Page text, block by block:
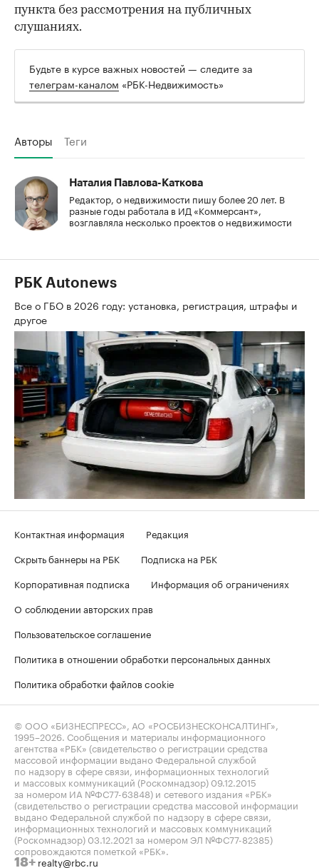
пункта без рассмотрения на публичных
слушаниях.
Будьте в курсе важных новостей — следите за
телеграм-каналом «РБК-Недвижимость»
Авторы Теги
Наталия Павлова-Каткова
Редактор, о недвижимости пишу более 20 лет. В
разные годы работала в ИД «Коммерсант»,
возглавляла несколько проектов о недвижимости
РБК Autonews
Все о ГБО в 2026 году: установка, регистрация, штрафы и
другое
Контактная информация
Редакция
Скрыть баннеры на РБК
Подписка на РБК
Корпоративная подписка
Информация об ограничениях
О соблюдении авторских прав
Пользовательское соглашение
Политика в отношении обработки персональных данных
Политика обработки файлов cookie
© ООО «БИЗНЕСПРЕСС», АО «РОСБИЗНЕСКОНСАЛТИНГ»,
1995–2026 . Сообщения и материалы информационного
агентства «РБК» (свидетельство о регистрации средства
массовой информации выдано Федеральной службой
по надзору в сфере связи, информационных технологий
и массовых коммуникаций (Роскомнадзор) 09.12.2015
за номером ИА №ФС77-63848) и сетевого издания «РБК»
(свидетельство о регистрации средства массовой информации
выдано Федеральной службой по надзору в сфере связи,
информационных технологий и массовых коммуникаций
(Роскомнадзор) 03.12.2021 за номером ЭЛ №ФС77-82385)
сопровождаются пометкой «РБК».
18+ realty@rbc.ru